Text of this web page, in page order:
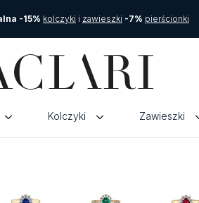
-15% kolczyki i zawieszki -7% pierścionki
Kolczyki Zawieszki